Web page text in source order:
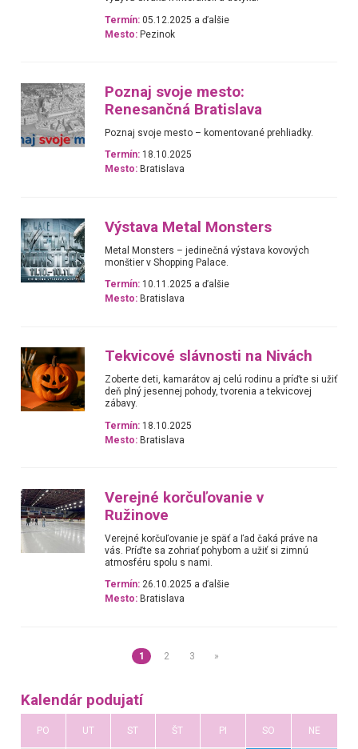
Termín: 05.12.2025 a ďalšie
Mesto: Pezinok
Poznaj svoje mesto:
Renesančná Bratislava
Poznaj svoje mesto – komentované prehliadky.
Termín: 18.10.2025
Mesto: Bratislava
Výstava Metal Monsters
Metal Monsters – jedinečná výstava kovových
monštier v Shopping Palace.
Termín: 10.11.2025 a ďalšie
Mesto: Bratislava
Tekvicové slávnosti na Nivách
Zoberte deti, kamarátov aj celú rodinu a príďte si užiť
deň plný jesennej pohody, tvorenia a tekvicovej
zábavy.
Termín: 18.10.2025
Mesto: Bratislava
Verejné korčuľovanie v
Ružinove
Verejné korčuľovanie je späť a ľad čaká práve na
vás. Príďte sa zohriať pohybom a užiť si zimnú
atmosféru spolu s nami.
Termín: 26.10.2025 a ďalšie
Mesto: Bratislava
1 2 3 »
Kalendár podujatí
PO UT ST ŠT PI SO NE